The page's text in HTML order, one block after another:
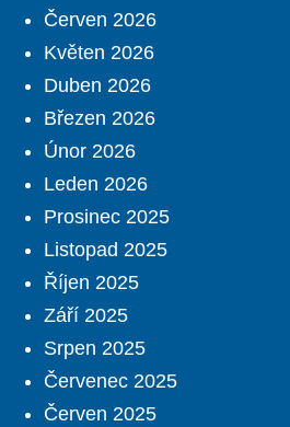
Červen 2026
Květen 2026
Duben 2026
Březen 2026
Únor 2026
Leden 2026
Prosinec 2025
Listopad 2025
Říjen 2025
Září 2025
Srpen 2025
Červenec 2025
Červen 2025